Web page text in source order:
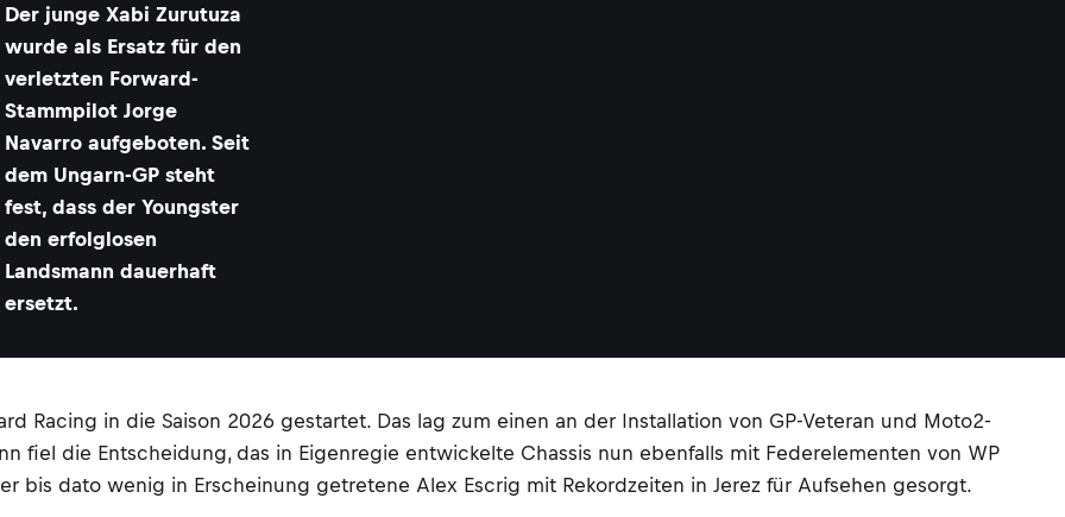
Der junge Xabi Zurutuza
wurde als Ersatz für den
verletzten Forward-
Stammpilot Jorge
Navarro aufgeboten. Seit
dem Ungarn-GP steht
fest, dass der Youngster
den erfolglosen
Landsmann dauerhaft
ersetzt.
Racing in die Saison 2026 gestartet. Das lag zum einen an der Installation von GP-Veteran und Moto2-
fiel die Entscheidung, das in Eigenregie entwickelte Chassis nun ebenfalls mit Federelementen von WP
bis dato wenig in Erscheinung getretene Alex Escrig mit Rekordzeiten in Jerez für Aufsehen gesorgt.